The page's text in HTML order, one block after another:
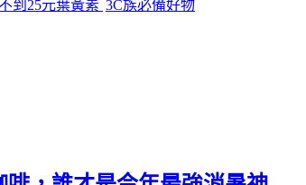
到25元葉黃素 3C族必備好物